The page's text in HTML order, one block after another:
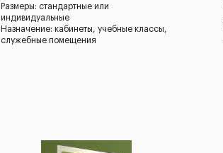
Размеры: стандартные или
индивидуальные
Назначение: кабинеты, учебные классы,
служебные помещения